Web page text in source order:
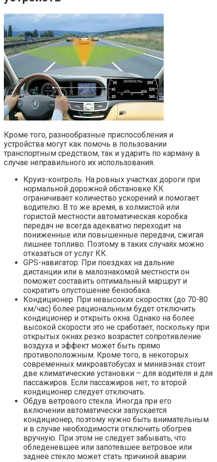
Кроме того, разнообразные приспособления и
устройства могут как помочь в пользовании
транспортным средством, так и ударить по карману в
случае неправильного их использования.
Круиз-контроль. На ровных участках дороги при
нормальной дорожной обстановке КК
ограничивает количество ускорений и помогает
водителю. В то же время, в холмистой или
гористой местности автоматическая коробка
передач не всегда адекватно переходит на
пониженные или повышенные передачи, сжигая
лишнее топливо. Поэтому в таких случаях можно
отказаться от услуг КК.
GPS-навигатор. При поездках на дальние
дистанции или в малознакомой местности он
поможет составить оптимальный маршрут и
сократить опустошение бензобака.
Кондиционер. При невысоких скоростях (до 70-80
км/час) более рациональным будет отключить
кондиционер и открыть окна. Однако на более
высокой скорости это не сработает, поскольку при
открытых окнах резко возрастет сопротивление
воздуха и эффект может быть прямо
противоположным. Кроме того, в некоторых
современных микроавтобусах и минивэнах стоит
две климатические установки – для водителя и для
пассажиров. Если пассажиров нет, то второй
кондиционер следует отключать.
Обдув ветрового стекла. Иногда при его
включении автоматически запускается
кондиционер, поэтому нужно быть внимательным
и в случае необходимости отключить обогрев
вручную. При этом не следует забывать, что
обледеневшее или запотевшее ветровое или
заднее стекло может стать причиной аварии.